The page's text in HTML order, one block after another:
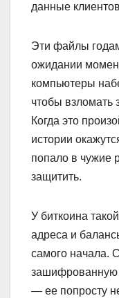
данные
Эти файлы
ожидании
компьютеры
чтобы
Когда это
истории
попало в чужие
защитить.
У биткоина
адреса и
самого начала.
зашифрованную
— ее попросту